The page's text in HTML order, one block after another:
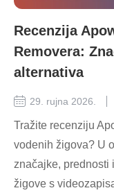
Recenzija
Removera:
alternativa
29. rujna 2026.
Tražite recenziju
vodenih žigova? U
značajke, prednosti
žigove s